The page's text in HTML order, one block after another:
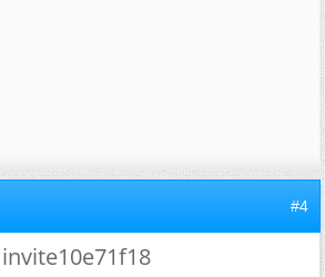
#4
invite10e71f18